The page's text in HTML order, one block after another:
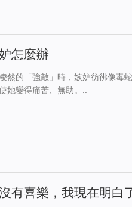
怎麼辦
然的「強敵」時，嫉妒彷彿像毒
她變得痛苦、無助。..
有喜樂，我現在明白